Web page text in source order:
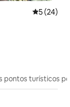
5 de uma
5 (24)
pontos turísticos